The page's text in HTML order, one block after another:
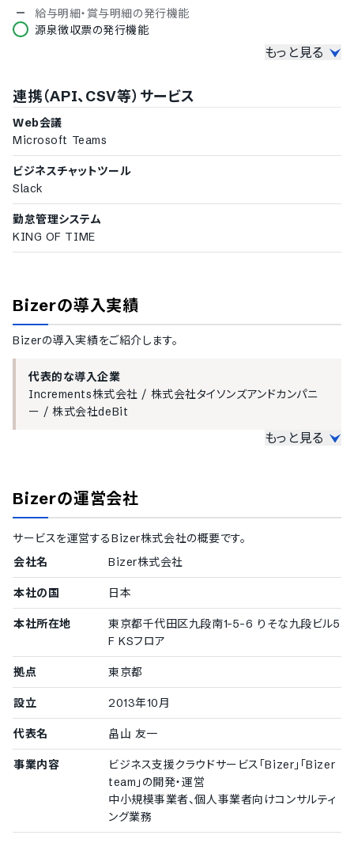
給与明細・賞与明細の発行機能
源泉徴収票の発行機能
マイナンバーの保管機能
各種テンプレート・権限のカスタマイズ機能
従業員へ送るメールのテンプレート編集機能
担当者権限設定機能
各種健康保険への対応
全国健康保険協会（協会けんぽ）書式の帳票作成
関東ITソフトウェア健保書式の帳票作成
通知機能
契約社員の更新日などの通知機能
その他の機能
従業員情報の入力進捗管理機能
もっと見る
連携（API、CSV等）サービス
Web会議
Microsoft Teams
ビジネスチャットツール
Slack
勤怠管理システム
KING OF TIME
Bizerの導入実績
Bizerの導入実績をご紹介します。
代表的な導入企業
Increments株式会社 / 株式会社タイソンズアンドカンパニ
ー /株式会社deBit
ます。
100〜299名
株式会社タイソンズアンドカンパニー
20〜49名
Increments株式会社
導入実績（企業規模不明）
従業員数の確認が取れなかった企業をご紹介しています。
Bizer株式会社
/株式会社deBit
株式会社コードベリー/株式会社プランノーツ
もっと見る
Bizerの運営会社
サービスを運営するBizer株式会社の概要です。
会社名
Bizer株式会社
本社の国 日本
本社所在地
東京都千代田区九段南1-5-6 りそな九段ビル5
F KSフロア
拠点 東京都
設立 2013年10月
代表名 畠山 友一
事業内容
ビジネス支援クラウドサービス「Bizer」「Bizer
team」の開発・運営
中小規模事業者、個人事業者向けコンサルティ
ング業務